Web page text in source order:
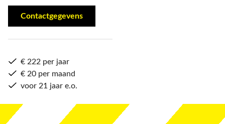
Contactgegevens
€ 222 per jaar
€ 20 per maand
voor 21 jaar e.o.